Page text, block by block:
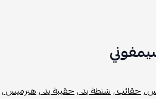
,حقائب ,شنطة يد ,حقيبة يد ,هيرميس ,